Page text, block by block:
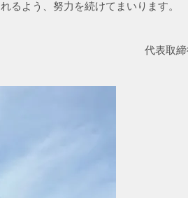
るよう、努力を続けてまいります。
代表取